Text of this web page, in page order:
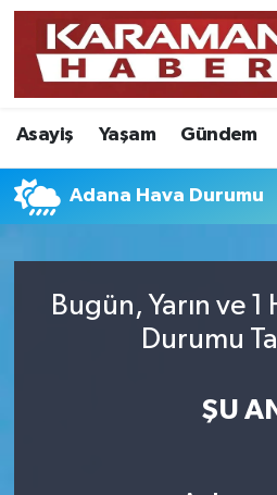
Asayiş Yaşam Gündem
Adana Hava Durumu
Bugün, Yarın ve 1
Durumu
ŞU
Asayiş
Bilim - Teknoloji
Eğitim
Foto Galeri
Nöbetçi Eczaneler
Hava Durumu
Karaman Namaz Vakitleri
Süper Lig Puan Durumu
Son Dakika Haberleri